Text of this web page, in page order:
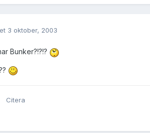
3 oktober, 2003
Bunker?!?!?
Citera